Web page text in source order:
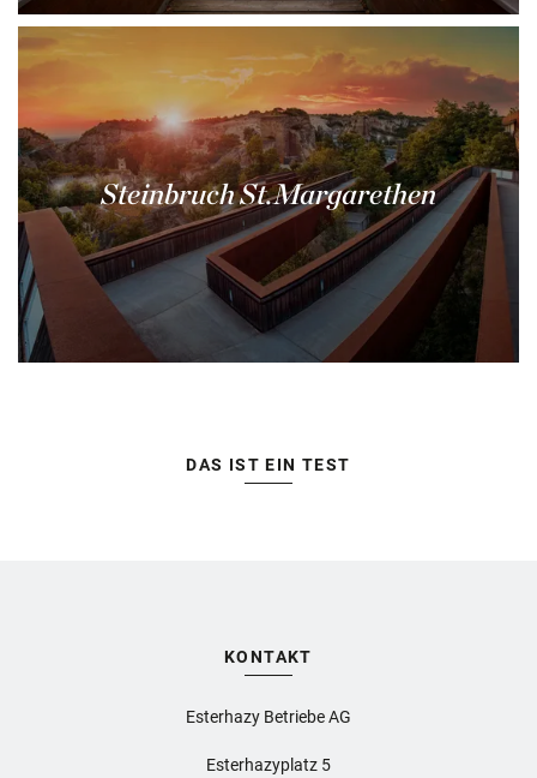
Steinbruch St.Margarethen
DAS IST EIN TEST
KONTAKT
Esterhazy Betriebe AG
Esterhazyplatz 5